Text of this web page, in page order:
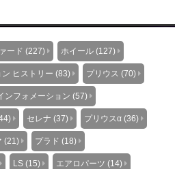
ード (227) ホイール (127)
ヒストリー (83) プリウス (70)
ンフォメーション (57)
セレナ (37) プリウスα (36)
(21) プラド (18)
LS (15) エアロパーツ (14)